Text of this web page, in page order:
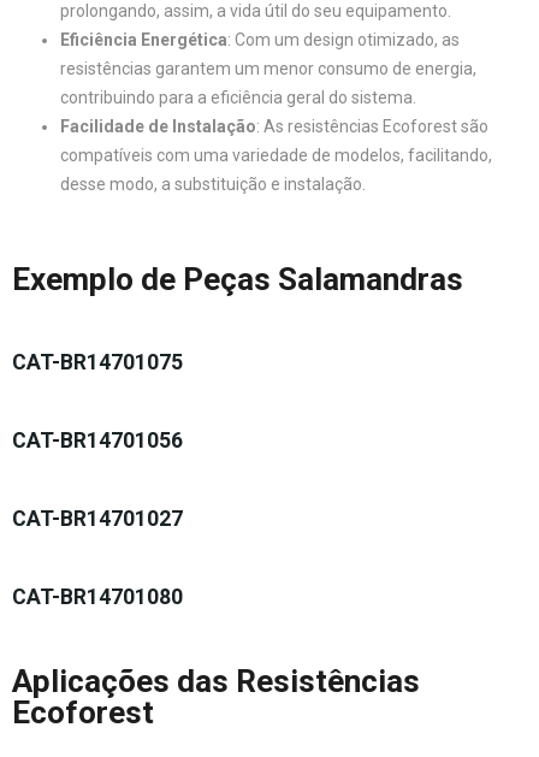
prolongando, assim, a vida útil do seu equipamento.
Eficiência Energética: Com um design otimizado, as
resistências garantem um menor consumo de energia,
contribuindo para a eficiência geral do sistema.
Facilidade de Instalação: As resistências Ecoforest são
compatíveis com uma variedade de modelos, facilitando,
desse modo, a substituição e instalação.
Exemplo de Peças Salamandras
CAT-BR14701075
CAT-BR14701056
CAT-BR14701027
CAT-BR14701080
Aplicações das Resistências
Ecoforest